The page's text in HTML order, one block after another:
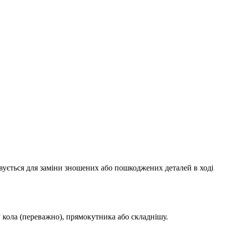
для заміни зношених або пошкоджених деталей в ході
кола (переважно), прямокутника або складнішу.